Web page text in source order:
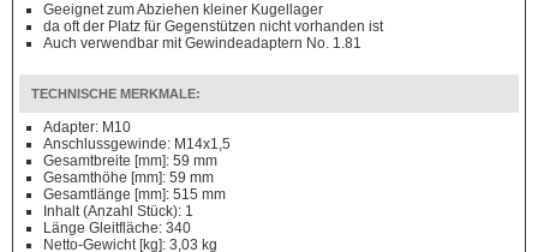
Geeignet zum Abziehen kleiner Kugellager
da oft der Platz für Gegenstützen nicht vorhanden ist
Auch verwendbar mit Gewindeadaptern No. 1.81
TECHNISCHE MERKMALE:
Adapter: M10
Anschlussgewinde: M14x1,5
Gesamtbreite [mm]: 59 mm
Gesamthöhe [mm]: 59 mm
Gesamtlänge [mm]: 515 mm
Inhalt (Anzahl Stück): 1
Länge Gleitfläche: 340
Netto-Gewicht [kg]: 3,03 kg